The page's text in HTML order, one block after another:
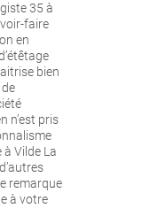
35 à
faire
en
bien
n’est pris
à Vilde La
remarque
à votre